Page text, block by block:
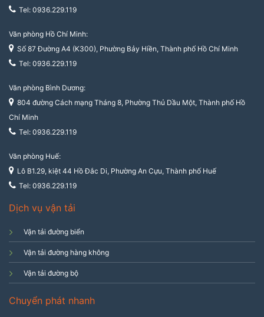
Tel: 0936.229.119
Văn phòng Hồ Chí Minh:
Số 87 Đường A4 (K300), Phường Bảy Hiền, Thành phố Hồ Chí Minh
Tel: 0936.229.119
Văn phòng Bình Dương:
804 đường Cách mạng Tháng 8, Phường Thủ Dầu Một, Thành phố Hồ
Chí Minh
Tel: 0936.229.119
Văn phòng Huế:
Lô B1.29, kiệt 44 Hồ Đắc Di, Phường An Cựu, Thành phố Huế
Tel: 0936.229.119
Dịch vụ vận tải
Vận tải đường biển
Vận tải đường hàng không
Vận tải đường bộ
Chuyển phát nhanh